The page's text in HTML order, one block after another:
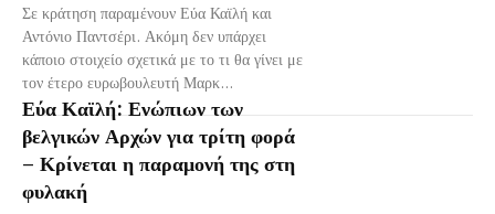
Σε κράτηση παραμένουν Εύα Καϊλή και
Αντόνιο Παντσέρι. Ακόμη δεν υπάρχει
κάποιο στοιχείο σχετικά με το τι θα γίνει με
τον έτερο ευρωβουλευτή Μαρκ...
Εύα Καϊλή: Ενώπιων των
βελγικών Αρχών για τρίτη φορά
– Κρίνεται η παραμονή της στη
φυλακή